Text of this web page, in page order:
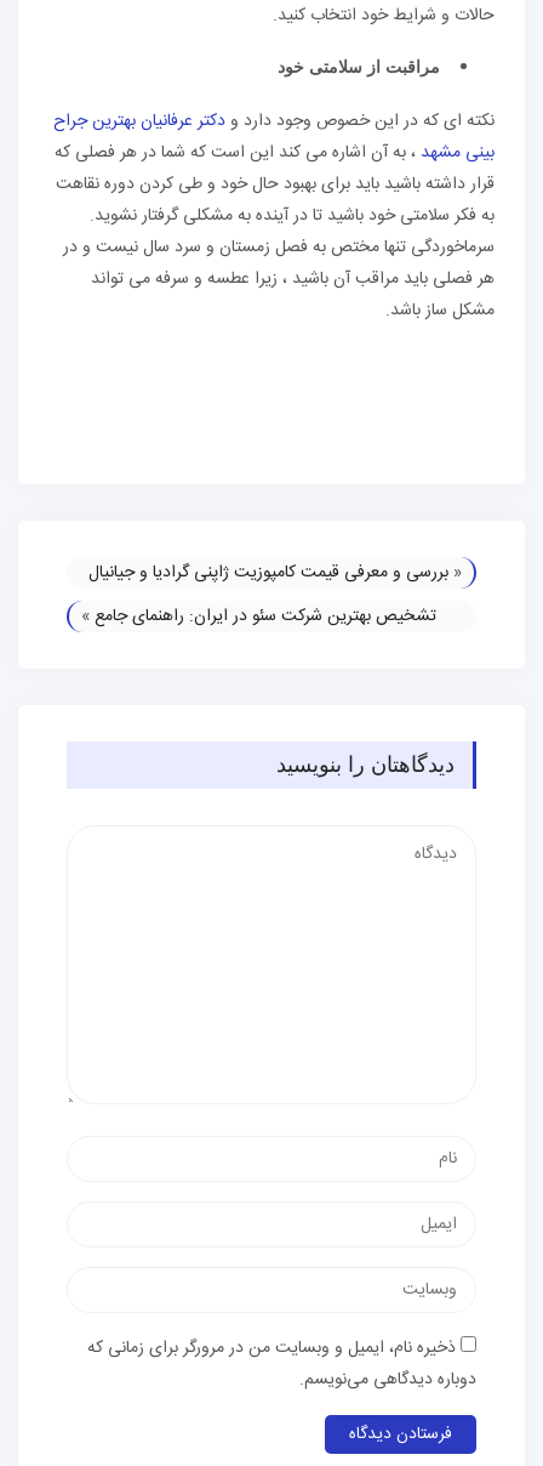
حالات و شرایط خود انتخاب کنید.
مراقبت از سلامتی خود
نکته ای که در این خصوص وجود دارد ودکتر عرفانیان بهترین جراح
بینی مشهد ، به آن اشاره می کند این است که شما در هر فصلی که
قرار داشته باشید باید برای بهبود حال خود و طی کردن دوره نقاهت
به فکر سلامتی خود باشید تا در آینده به مشکلی گرفتار نشوید.
سرماخوردگی تنها مختص به فصل زمستان و سرد سال نیست و در
هر فصلی باید مراقب آن باشید ، زیرا عطسه و سرفه می تواند
مشکل ساز باشد.
« بررسی و معرفی قیمت کامپوزیت ژاپنی گرادیا و جیانیال
تشخیص بهترین شرکت سئو در ایران: راهنمای جامع»
دیدگاهتان را بنویسید
ذخیره نام، ایمیل و وبسایت من در مرورگر برای زمانی که
دوباره دیدگاهی می‌نویسم.